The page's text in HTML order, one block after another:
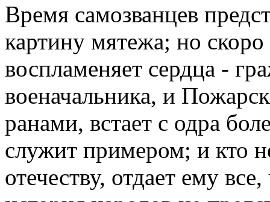
Время самозванцев
картину мятежа; но
воспламеняет сердца -
военачальника, и
ранами, встает с одра
служит примером; и кто
отечеству, отдает ему